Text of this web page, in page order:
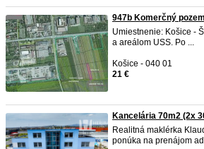
947b Komerčný
Umiestnenie: Košice -
a areálom USS. Po ...
Košice - 040 01
21 €
Kancelária 70m2 (2x
Realitná maklérka
ponúka na prenájom